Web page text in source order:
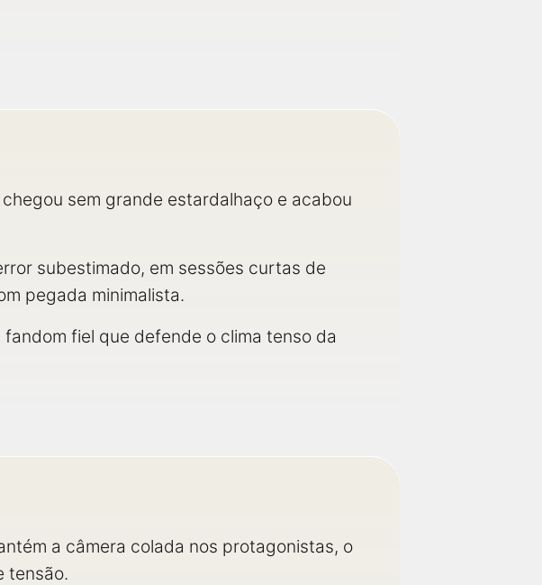
chegou sem grande estardalhaço e acabou
subestimado, em sessões curtas de
pegada minimalista.
fiel que defende o clima tenso da
a câmera colada nos protagonistas, o
tensão.